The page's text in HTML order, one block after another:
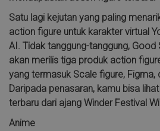
Satu lagi kejutan yang paling
action figure untuk karakter virtual
AI. Tidak tanggung-tanggung,
akan merilis tiga produk action
yang termasuk Scale figure, Figma,
Daripada penasaran, kamu bisa
terbaru dari ajang Winder Festival
Anime